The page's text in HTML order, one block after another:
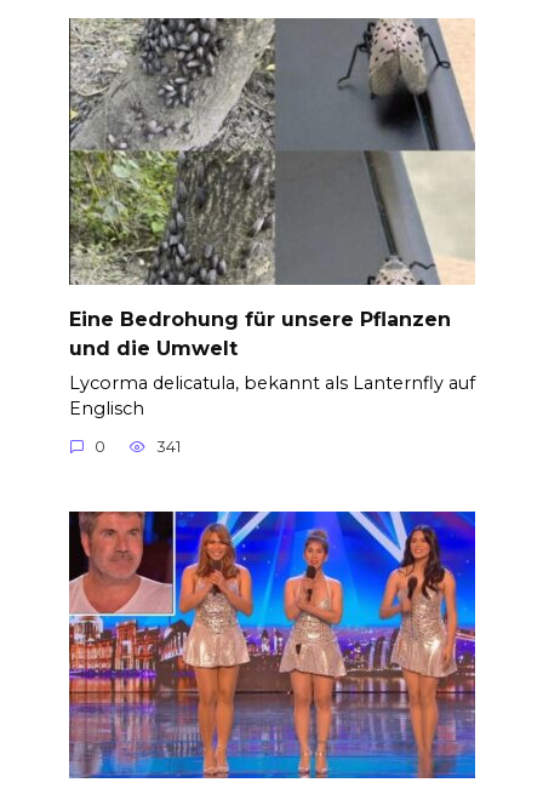
Eine Bedrohung für unsere Pflanzen
und die Umwelt
Lycorma delicatula, bekannt als Lanternfly auf
Englisch
0 341